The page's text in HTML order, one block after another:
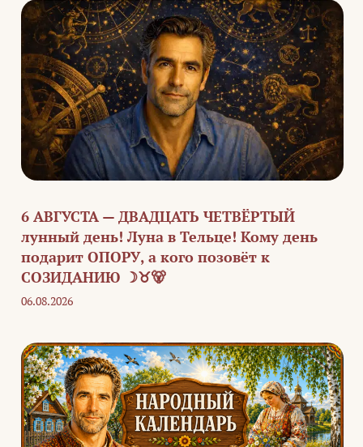
6 АВГУСТА — ДВАДЦАТЬ ЧЕТВЁРТЫЙ
лунный день! Луна в Тельце! Кому день
подарит ОПОРУ, а кого позовёт к
СОЗИДАНИЮ ☽♉🐻
06.08.2026